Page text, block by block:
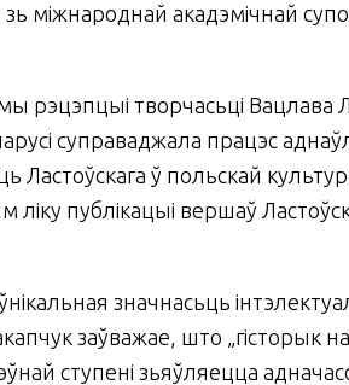
міжнароднай акадэмічнай
рэцэпцыі творчасьці Вацлава
суправаджала працэс
ў польскай
публікацыі вершаў
значнасьць
заўважае, што „гісторык
ступені зьяўляецца